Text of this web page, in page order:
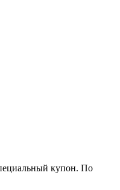
купон. По